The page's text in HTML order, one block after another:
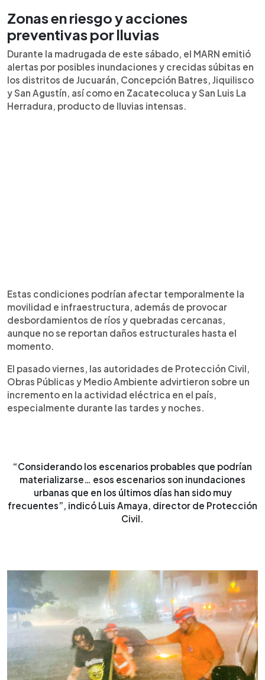
Zonas en riesgo y acciones
preventivas por lluvias
Durante la madrugada de este sábado, el MARN emitió
alertas por posibles inundaciones y crecidas súbitas en
los distritos de Jucuarán, Concepción Batres, Jiquilisco
y San Agustín, así como en Zacatecoluca y San Luis La
Herradura, producto de lluvias intensas.
Estas condiciones podrían afectar temporalmente la
movilidad e infraestructura, además de provocar
desbordamientos de ríos y quebradas cercanas,
aunque no se reportan daños estructurales hasta el
momento.
El pasado viernes, las autoridades de Protección Civil,
Obras Públicas y Medio Ambiente advirtieron sobre un
incremento en la actividad eléctrica en el país,
especialmente durante las tardes y noches.
“Considerando los escenarios probables que podrían
materializarse… esos escenarios son inundaciones
urbanas que en los últimos días han sido muy
frecuentes”, indicó Luis Amaya, director de Protección
Civil.